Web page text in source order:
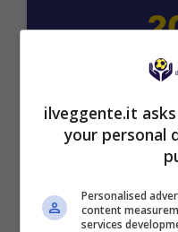
ilveggente.it
your personal
Personalised
content
services